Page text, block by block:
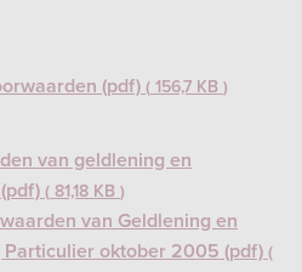
(pdf) 156,7 KB
van geldlening en
81,18 KB
van Geldlening en
Particulier oktober 2005 (pdf)